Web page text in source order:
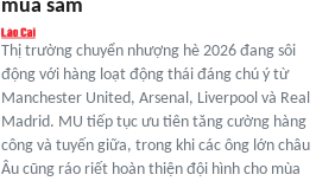
mua sắm
Thị trường chuyển nhượng hè 2026 đang sôi
động với hàng loạt động thái đáng chú ý từ
Manchester United, Arsenal, Liverpool và Real
Madrid. MU tiếp tục ưu tiên tăng cường hàng
công và tuyến giữa, trong khi các ông lớn châu
Âu cũng ráo riết hoàn thiện đội hình cho mùa